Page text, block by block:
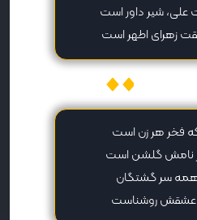
علی، شیر داور است
زهرای اطهر است
كه ‏فخر هر زن ‏است
نامش گلشن‏ است
همه سر گشتگان
عشقش روشن‏است